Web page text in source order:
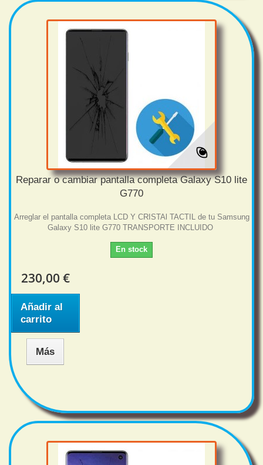
Reparar o cambiar pantalla completa Galaxy S10 lite
G770
Arreglar el pantalla completa LCD Y CRISTAl TACTIL de tu Samsung
Galaxy S10 lite G770 TRANSPORTE INCLUIDO
En stock
230,00 €
Añadir al
carrito
Más